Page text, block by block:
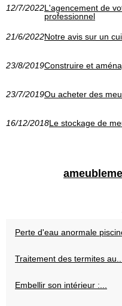
12/7/2022L'agencement de
professionnel
21/6/2022Notre avis sur un
23/8/2019Construire et
23/7/2019Ou acheter des
16/12/2018Le stockage de
Perte d'eau anormale
Traitement des termites
Embellir son intérieur :...